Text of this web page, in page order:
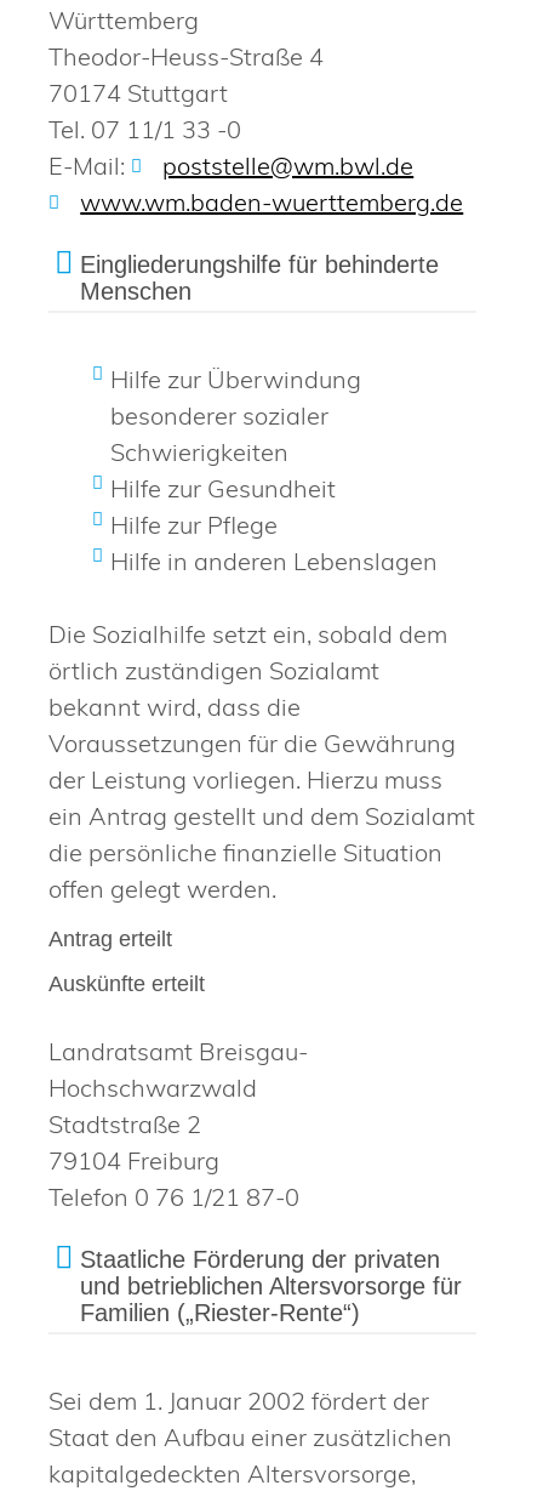
Württemberg
Theodor-Heuss-Straße 4
70174 Stuttgart
Tel. 07 11/1 33 -0
E-Mail:
poststelle@wm.bwl.de
www.wm.baden-wuerttemberg.de
Eingliederungshilfe für behinderte
Menschen
Hilfe zur Überwindung
besonderer sozialer
Schwierigkeiten
Hilfe zur Gesundheit
Hilfe zur Pflege
Hilfe in anderen Lebenslagen
Die Sozialhilfe setzt ein, sobald dem
örtlich zuständigen Sozialamt
bekannt wird, dass die
Voraussetzungen für die Gewährung
der Leistung vorliegen. Hierzu muss
ein Antrag gestellt und dem Sozialamt
die persönliche finanzielle Situation
offen gelegt werden.
Antrag erteilt
Auskünfte erteilt
Landratsamt Breisgau-
Hochschwarzwald
Stadtstraße 2
79104 Freiburg
Telefon 0 76 1/21 87-0
Staatliche Förderung der privaten
und betrieblichen Altersvorsorge für
Familien („Riester-Rente“)
Sei dem 1. Januar 2002 fördert der
Staat den Aufbau einer zusätzlichen
kapitalgedeckten Altersvorsorge,